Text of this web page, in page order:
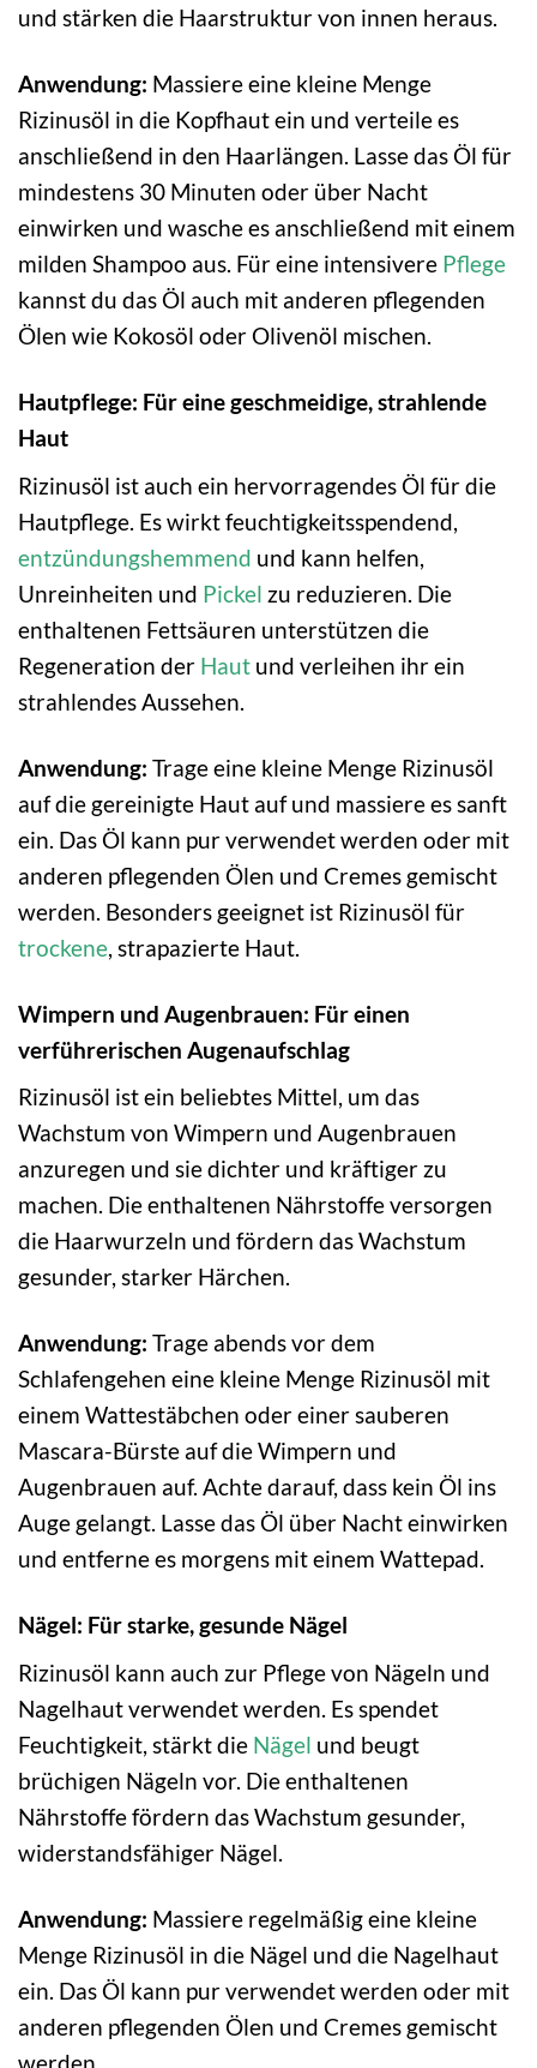
und stärken die Haarstruktur von innen heraus.
Anwendung: Massiere eine kleine Menge
Rizinusöl in die Kopfhaut ein und verteile es
anschließend in den Haarlängen. Lasse das Öl für
mindestens 30 Minuten oder über Nacht
einwirken und wasche es anschließend mit einem
milden Shampoo aus. Für eine intensivere Pflege
kannst du das Öl auch mit anderen pflegenden
Ölen wie Kokosöl oder Olivenöl mischen.
Hautpflege: Für eine geschmeidige, strahlende
Haut
Rizinusöl ist auch ein hervorragendes Öl für die
Hautpflege. Es wirkt feuchtigkeitsspendend,
entzündungshemmend und kann helfen,
Unreinheiten und Pickel zu reduzieren. Die
enthaltenen Fettsäuren unterstützen die
Regeneration der Haut und verleihen ihr ein
strahlendes Aussehen.
Anwendung: Trage eine kleine Menge Rizinusöl
auf die gereinigte Haut auf und massiere es sanft
ein. Das Öl kann pur verwendet werden oder mit
anderen pflegenden Ölen und Cremes gemischt
werden. Besonders geeignet ist Rizinusöl für
trockene, strapazierte Haut.
Wimpern und Augenbrauen: Für einen
verführerischen Augenaufschlag
Rizinusöl ist ein beliebtes Mittel, um das
Wachstum von Wimpern und Augenbrauen
anzuregen und sie dichter und kräftiger zu
machen. Die enthaltenen Nährstoffe versorgen
die Haarwurzeln und fördern das Wachstum
gesunder, starker Härchen.
Anwendung: Trage abends vor dem
Schlafengehen eine kleine Menge Rizinusöl mit
einem Wattestäbchen oder einer sauberen
Mascara-Bürste auf die Wimpern und
Augenbrauen auf. Achte darauf, dass kein Öl ins
Auge gelangt. Lasse das Öl über Nacht einwirken
und entferne es morgens mit einem Wattepad.
Nägel: Für starke, gesunde Nägel
Rizinusöl kann auch zur Pflege von Nägeln und
Nagelhaut verwendet werden. Es spendet
Feuchtigkeit, stärkt die Nägel und beugt
brüchigen Nägeln vor. Die enthaltenen
Nährstoffe fördern das Wachstum gesunder,
widerstandsfähiger Nägel.
Anwendung: Massiere regelmäßig eine kleine
Menge Rizinusöl in die Nägel und die Nagelhaut
ein. Das Öl kann pur verwendet werden oder mit
anderen pflegenden Ölen und Cremes gemischt
werden.